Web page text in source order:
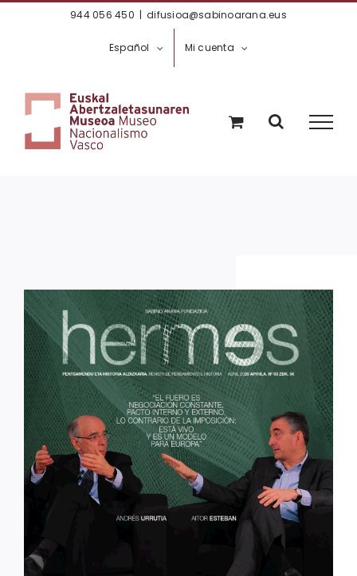
944 056 450 | difusioa@sabinoarana.eus
Español Mi cuenta